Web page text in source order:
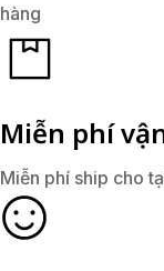
hàng
Miễn phí
Miễn phí ship cho